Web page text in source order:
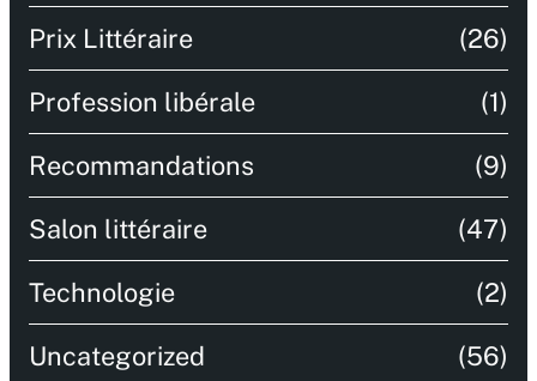
Prix Littéraire (26)
Profession libérale (1)
Recommandations (9)
Salon littéraire (47)
Technologie (2)
Uncategorized (56)